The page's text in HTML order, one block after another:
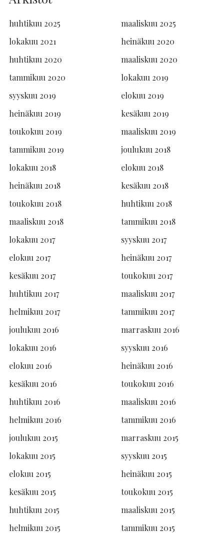
huhtikuu 2025
maaliskuu 2025
lokakuu 2021
heinäkuu 2020
huhtikuu 2020
maaliskuu 2020
tammikuu 2020
lokakuu 2019
syyskuu 2019
elokuu 2019
heinäkuu 2019
kesäkuu 2019
toukokuu 2019
maaliskuu 2019
tammikuu 2019
joulukuu 2018
lokakuu 2018
elokuu 2018
heinäkuu 2018
kesäkuu 2018
toukokuu 2018
huhtikuu 2018
maaliskuu 2018
tammikuu 2018
lokakuu 2017
syyskuu 2017
elokuu 2017
heinäkuu 2017
kesäkuu 2017
toukokuu 2017
huhtikuu 2017
maaliskuu 2017
helmikuu 2017
tammikuu 2017
joulukuu 2016
marraskuu 2016
lokakuu 2016
syyskuu 2016
elokuu 2016
heinäkuu 2016
kesäkuu 2016
toukokuu 2016
huhtikuu 2016
maaliskuu 2016
helmikuu 2016
tammikuu 2016
joulukuu 2015
marraskuu 2015
lokakuu 2015
syyskuu 2015
elokuu 2015
heinäkuu 2015
kesäkuu 2015
toukokuu 2015
huhtikuu 2015
maaliskuu 2015
helmikuu 2015
tammikuu 2015